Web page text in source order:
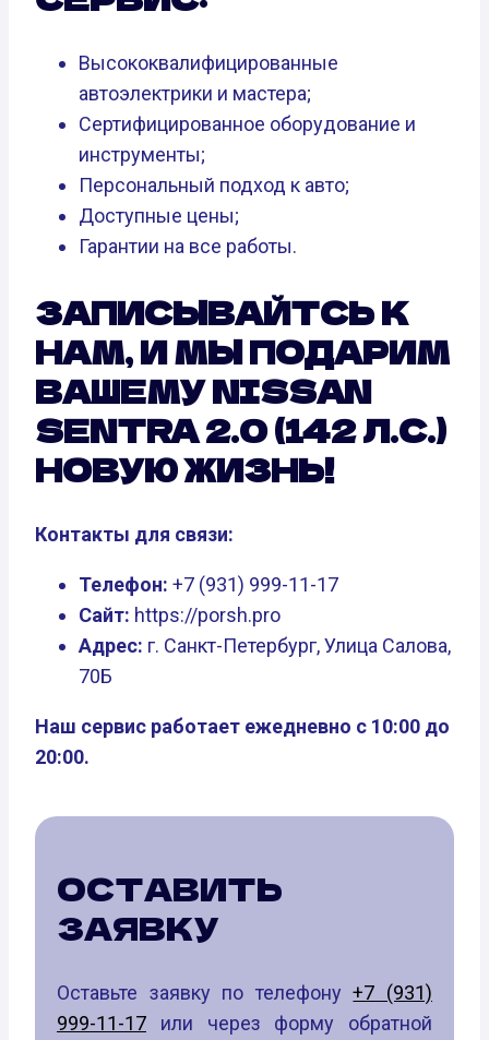
Высококвалифицированные
автоэлектрики и мастера;
Сертифицированное оборудование и
инструменты;
Персональный подход к авто;
Доступные цены;
Гарантии на все работы.
ЗАПИСЫВАЙТСЬ К
НАМ, И МЫ ПОДАРИМ
ВАШЕМУ NISSAN
SENTRA 2.0 (142 Л.С.)
НОВУЮ ЖИЗНЬ!
Контакты для связи:
Телефон: +7 (931) 999-11-17
Сайт: https://porsh.pro
Адрес: г. Санкт-Петербург, Улица Салова,
70Б
Наш сервис работает ежедневно с 10:00 до
20:00.
ОСТАВИТЬ
ЗАЯВКУ
Оставьте заявку по телефону+7 (931)
999-11-17 или через форму обратной